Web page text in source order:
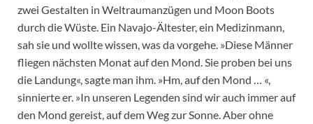
zwei Gestalten in Weltraumanzügen und Moon Boots
durch die Wüste. Ein Navajo-Ältester, ein Medizinmann,
sah sie und wollte wissen, was da vorgehe. »Diese Männer
fliegen nächsten Monat auf den Mond. Sie proben bei uns
die Landung«, sagte man ihm. »Hm, auf den Mond … «,
sinnierte er. »In unseren Legenden sind wir auch immer auf
den Mond gereist, auf dem Weg zur Sonne. Aber ohne